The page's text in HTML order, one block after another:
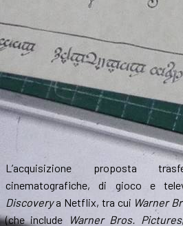
L’acquisizione proposta
cinematografiche, di gioco e
Discoverya Netflix, tra cui Warner
(che include
Warner Bros. Pictures